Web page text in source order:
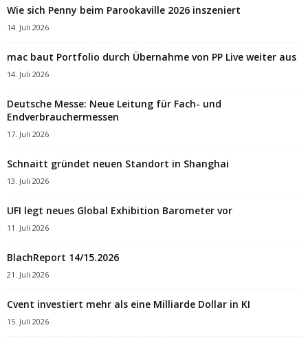
Wie sich Penny beim Parookaville 2026 inszeniert
14. Juli 2026
mac baut Portfolio durch Übernahme von PP Live weiter aus
14. Juli 2026
Deutsche Messe: Neue Leitung für Fach- und
Endverbrauchermessen
17. Juli 2026
Schnaitt gründet neuen Standort in Shanghai
13. Juli 2026
UFI legt neues Global Exhibition Barometer vor
11. Juli 2026
BlachReport 14/15.2026
21. Juli 2026
Cvent investiert mehr als eine Milliarde Dollar in KI
15. Juli 2026